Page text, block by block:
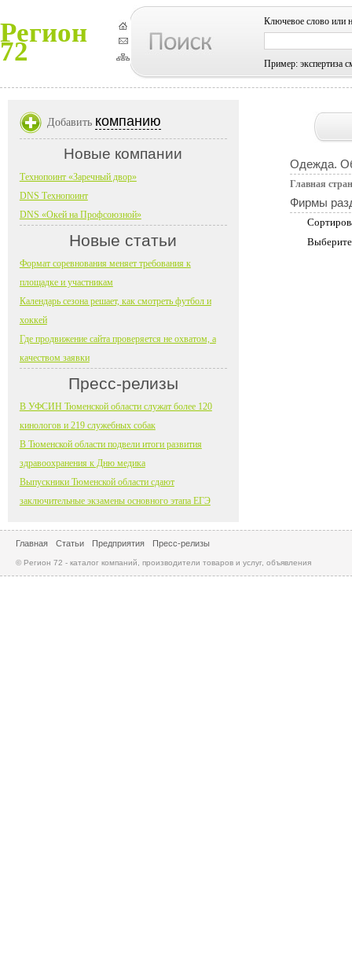
Регион
72
Ключевое слово или
Пример: экспертиза
Одежда.
Главная
Фирмы
Добавить компанию
Новые компании
Технопоинт «Заречный двор»
DNS Технопоинт
DNS «Окей на Профсоюзной»
Новые статьи
Формат соревнования меняет требования к
площадке и участникам
Календарь сезона решает, как смотреть футбол и
хоккей
Где продвижение сайта проверяется не охватом, а
качеством заявки
Пресс-релизы
В УФСИН Тюменской области служат более 120
кинологов и 219 служебных собак
В Тюменской области подвели итоги развития
здравоохранения к Дню медика
Выпускники Тюменской области сдают
заключительные экзамены основного этапа ЕГЭ
Главная Статьи Предприятия Пресс-релизы
© Регион 72 - каталог компаний, производители товаров и услуг, объявления